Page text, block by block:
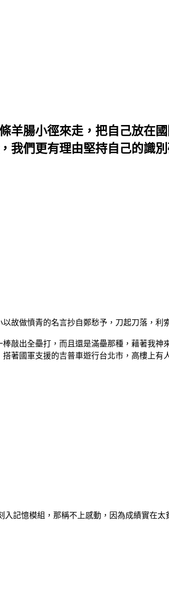
羊腸小徑來走，把自己放在
我們更有理由堅持自己的識
故做憤青的名言抄自鄭愁予，刀起刀落，利
敲出全壘打，而且還是滿壘那種，藉著我
著國軍支援的吉普車遊行台北市，高樓上
記憶模組，那稱不上感動，因為成績實在